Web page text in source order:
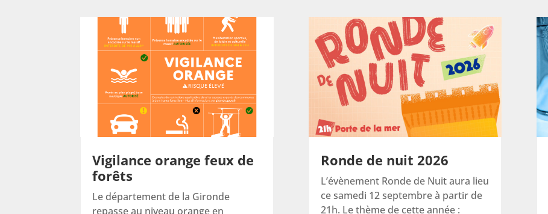
Vigilance orange feux de
forêts
Le département de la Gironde
repasse au niveau orange en
Ronde de nuit 2026
L’évènement Ronde de Nuit aura lieu
ce samedi 12 septembre à partir de
21h. Le thème de cette année :